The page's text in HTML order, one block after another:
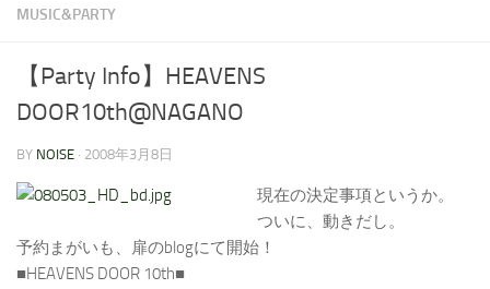
MUSIC&PARTY
【Party Info】HEAVENS
DOOR10th@NAGANO
BY NOISE · 2008年3月8日
現在の決定事項というか。
ついに、動きだし。
予約まがいも、扉のblogにて開始！
■HEAVENS DOOR 10th■